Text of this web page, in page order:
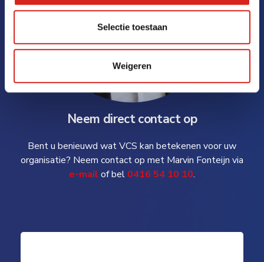
Selectie toestaan
Weigeren
Neem direct contact op
Bent u benieuwd wat VCS kan betekenen voor uw
organisatie? Neem contact op met Marvin Fonteijn via
e-mail of bel 0416 54 10 10.